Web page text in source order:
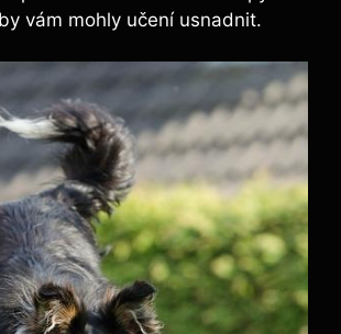
vám mohly učení usnadnit.